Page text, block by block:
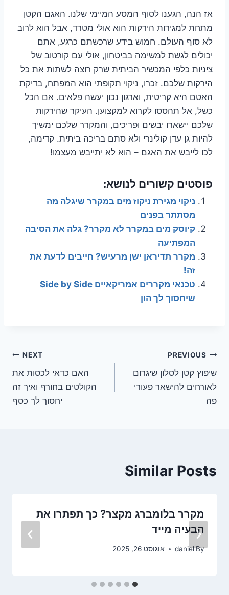
אז הנה, הגענו לסוף המסע המיימי שלנו. האגם הקטן
מתחת למגירות הירקות הוא אולי מטרד, אבל הוא לרוב
לא סוף העולם. חמוש בידע שרכשתם כרגע, אתם
יכולים לגשת למשימה בביטחון, אולי עם קורטוב של
ציניות כלפי המכשיר הביתית שרק רוצה לשתות את כל
הירקות שלכם. זכרו, ניקוי תקופתי הוא המפתח, בדיקת
האטם היא קריטית, וארגון נכון יעשה פלאים. אם הכל
כשל, אל תהססו לקרוא למקצוען. העיקר שהירקות
שלכם יישארו יבשים ופריכים, והמקרר שלכם ימשיך
להיות גן עדן קולינרי ולא סתם בריכה ביתית. קדימה,
לכו לייבש את האגם – הוא לא יתייבש מעצמו!
פוסטים קשורים לנושא:
ניקוי מגירת ניקוז מים במקרר שיגלה מה
מסתתר בפנים
קיוסק מים במקרר לא מקרר? גלה את הסיבה
המפתיעה
מקרר תדיראן ישן מרעיש? חייבים לדעת את
זה!
טכנאי מקררים אמריקאיים Side by Side
שיחסוך לך הון
ניווט
PREVIOUS
שיפוץ קטן לסלון שיגרום
לאורחים להישאר פעורי
פה
NEXT
האם כדאי לכסות את
הקולטים בחורף ואיך זה
יחסוך לך כסף
Similar Posts
מקרר בלומברג מקצר? כך תפתרו את
הבעיה מייד
By
daniel אוגוסט 26, 2025